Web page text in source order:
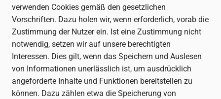
verwenden Cookies gemäß den gesetzlichen
Vorschriften. Dazu holen wir, wenn erforderlich, vorab die
Zustimmung der Nutzer ein. Ist eine Zustimmung nicht
notwendig, setzen wir auf unsere berechtigten
Interessen. Dies gilt, wenn das Speichern und Auslesen
von Informationen unerlässlich ist, um ausdrücklich
angeforderte Inhalte und Funktionen bereitstellen zu
können. Dazu zählen etwa die Speicherung von